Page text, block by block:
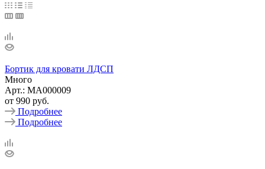
Бортик для кровати ЛДСП
Много
Арт.: MA000009
от 990 руб.
Подробнее
Подробнее